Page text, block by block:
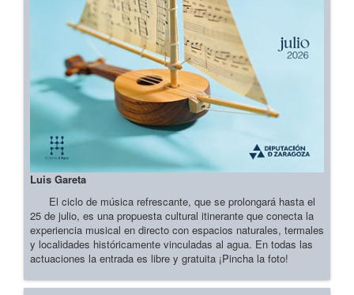
Luis Gareta
El ciclo de música refrescante, que se prolongará hasta el
25 de julio, es una propuesta cultural itinerante que conecta la
experiencia musical en directo con espacios naturales, termales
y localidades históricamente vinculadas al agua. En todas las
actuaciones la entrada es libre y gratuita ¡Pincha la foto!